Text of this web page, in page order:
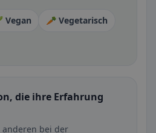
Vegan
🥕 Vegetarisch
die ihre Erfahrung
bei der